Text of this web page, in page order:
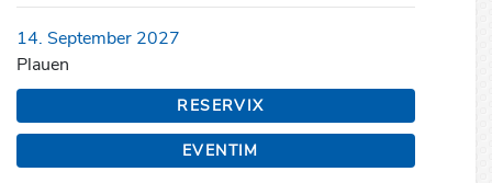
14. September 2027
Plauen
RESERVIX
EVENTIM